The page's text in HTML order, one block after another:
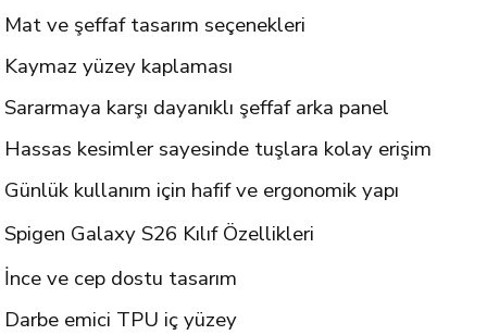
Mat ve şeffaf tasarım seçenekleri
Kaymaz yüzey kaplaması
Sararmaya karşı dayanıklı şeffaf arka panel
Hassas kesimler sayesinde tuşlara kolay erişim
Günlük kullanım için hafif ve ergonomik yapı
Spigen Galaxy S26 Kılıf Özellikleri
İnce ve cep dostu tasarım
Darbe emici TPU iç yüzey